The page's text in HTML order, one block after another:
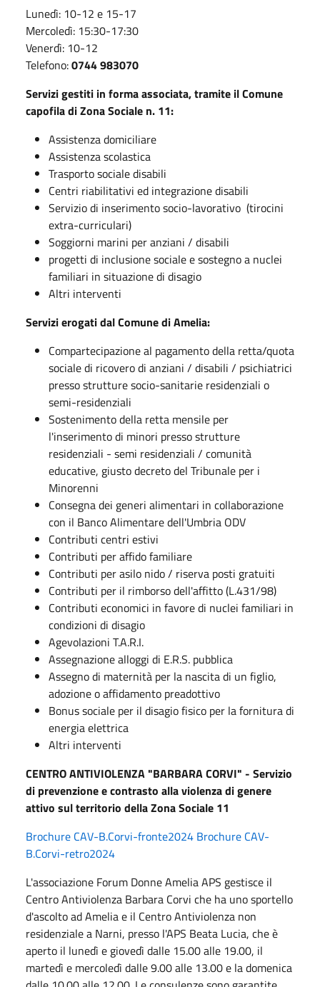
Lunedì: 10-12 e 15-17
Mercoledì: 15:30-17:30
Venerdì: 10-12
Telefono:0744 983070
Servizi gestiti in forma associata, tramite il Comune
capofila di Zona Sociale n. 11:
Assistenza domiciliare
Assistenza scolastica
Trasporto sociale disabili
Centri riabilitativi ed integrazione disabili
Servizio di inserimento socio-lavorativo (tirocini
extra-curriculari)
Soggiorni marini per anziani / disabili
progetti di inclusione sociale e sostegno a nuclei
familiari in situazione di disagio
Altri interventi
Servizi erogati dal Comune di Amelia:
Compartecipazione al pagamento della retta/quota
sociale di ricovero di anziani / disabili / psichiatrici
presso strutture socio-sanitarie residenziali o
semi-residenziali
Sostenimento della retta mensile per
l'inserimento di minori presso strutture
residenziali - semi residenziali / comunità
educative, giusto decreto del Tribunale per i
Minorenni
Consegna dei generi alimentari in collaborazione
con il Banco Alimentare dell'Umbria ODV
Contributi centri estivi
Contributi per affido familiare
Contributi per asilo nido / riserva posti gratuiti
Contributi per il rimborso dell'affitto (L.431/98)
Contributi economici in favore di nuclei familiari in
condizioni di disagio
Agevolazioni T.A.R.I.
Assegnazione alloggi di E.R.S. pubblica
Assegno di maternità per la nascita di un figlio,
adozione o affidamento preadottivo
Bonus sociale per il disagio fisico per la fornitura di
energia elettrica
Altri interventi
CENTRO ANTIVIOLENZA "BARBARA CORVI" - Servizio
di prevenzione e contrasto alla violenza di genere
attivo sul territorio della Zona Sociale 11
Brochure CAV-B.Corvi-fronte2024 Brochure CAV-
B.Corvi-retro2024
L'associazione Forum Donne Amelia APS gestisce il
Centro Antiviolenza Barbara Corvi che ha uno sportello
d'ascolto ad Amelia e il Centro Antiviolenza non
residenziale a Narni, presso l'APS Beata Lucia, che è
aperto il lunedì e giovedì dalle 15.00 alle 19.00, il
martedì e mercoledì dalle 9.00 alle 13.00 e la domenica